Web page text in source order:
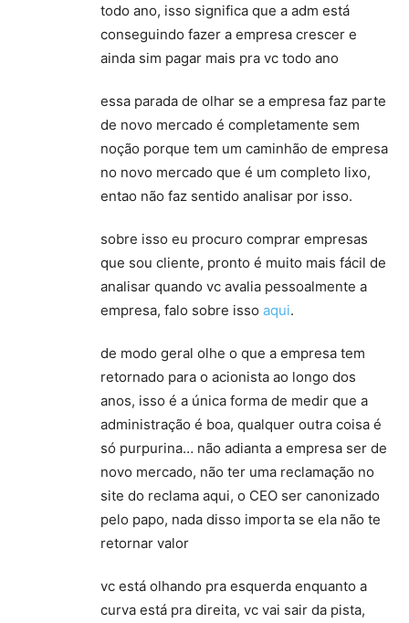
todo ano, isso significa que a adm está
conseguindo fazer a empresa crescer e
ainda sim pagar mais pra vc todo ano
essa parada de olhar se a empresa faz parte
de novo mercado é completamente sem
noção porque tem um caminhão de empresa
no novo mercado que é um completo lixo,
entao não faz sentido analisar por isso.
sobre isso eu procuro comprar empresas
que sou cliente, pronto é muito mais fácil de
analisar quando vc avalia pessoalmente a
empresa, falo sobre isso aqui.
de modo geral olhe o que a empresa tem
retornado para o acionista ao longo dos
anos, isso é a única forma de medir que a
administração é boa, qualquer outra coisa é
só purpurina… não adianta a empresa ser de
novo mercado, não ter uma reclamação no
site do reclama aqui, o CEO ser canonizado
pelo papo, nada disso importa se ela não te
retornar valor
vc está olhando pra esquerda enquanto a
curva está pra direita, vc vai sair da pista,